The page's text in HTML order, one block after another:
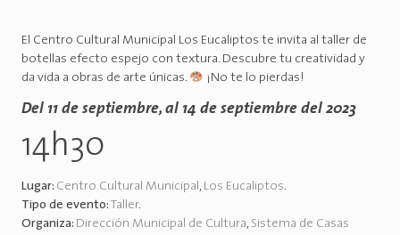
El Centro Cultural Municipal Los Eucaliptos te invita al taller de
botellas efecto espejo con textura. Descubre tu creatividad y
da vida a obras de arte únicas.
¡No te lo pierdas!
Del 11 de septiembre, al 14 de septiembre del 2023
14h30
Lugar: Centro Cultural Municipal, Los Eucaliptos.
Tipo de evento: Taller.
Organiza: Dirección Municipal de Cultura, Sistema de Casas